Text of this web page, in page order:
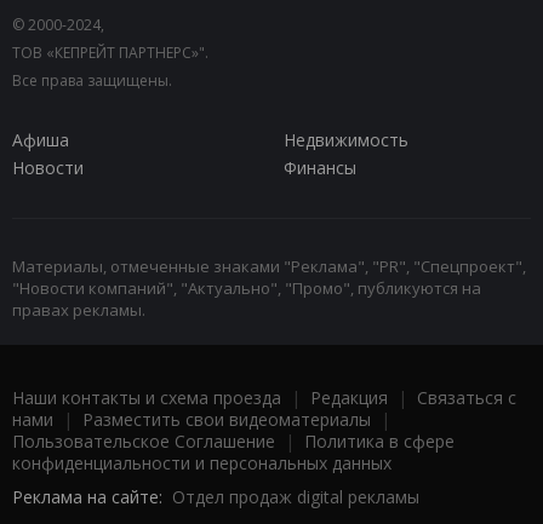
© 2000-2024,
ТОВ «КЕПРЕЙТ ПАРТНЕРС»".
Все права защищены.
Афиша
Недвижимость
Новости
Финансы
Материалы, отмеченные знаками "Реклама", "PR", "Спецпроект",
"Новости компаний", "Актуально", "Промо", публикуются на
правах рекламы.
Наши контакты и схема проезда | Редакция | Связаться с
нами | Разместить свои видеоматериалы |
Пользовательское Соглашение |
Политика в сфере
конфиденциальности и персональных данных
Реклама на сайте: Отдел продаж digital рекламы